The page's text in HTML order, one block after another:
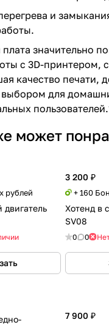
и
значительно
с 3D-принтером,
качество печати,
для
может
рублей
3 200 ₽
+ 160
Хотенд в
SV08
0 0
7 900 ₽